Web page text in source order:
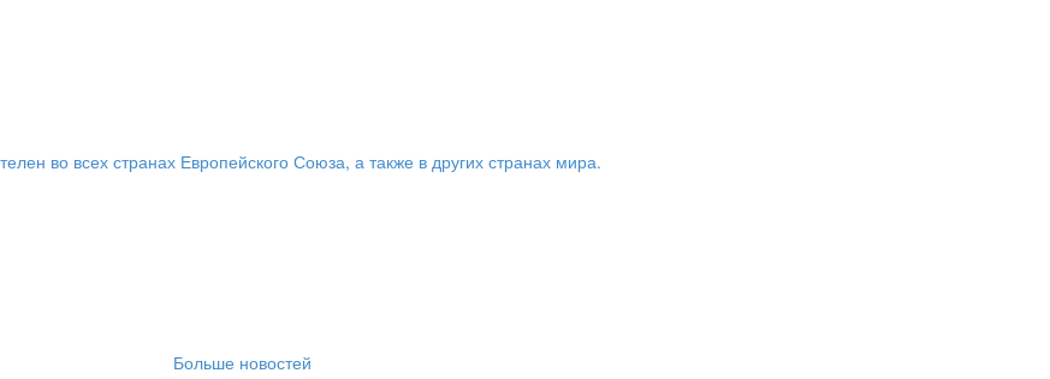
во всех странах Европейского Союза, а также в других странах мира.
Больше новостей